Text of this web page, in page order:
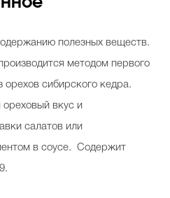
полезных веществ.
методом первого
орехов сибирского кедра.
вкус и
салатов или
в соусе. Содержит